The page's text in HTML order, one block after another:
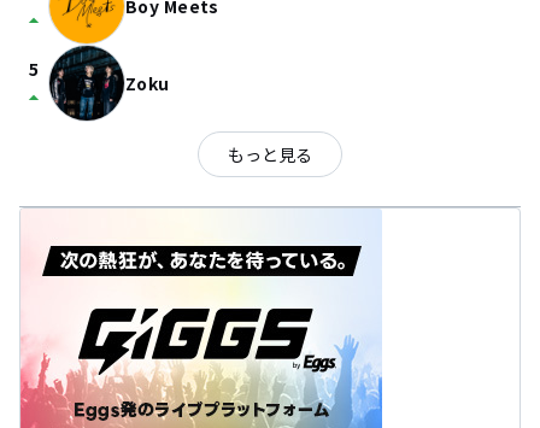
arrow_drop_up Boy Meets
5
arrow_drop_up Zoku
もっと見る